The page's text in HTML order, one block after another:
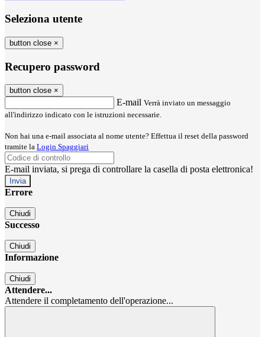
Seleziona utente
button close ×
Recupero password
button close ×
E-mail Verrà inviato un messaggio
all'indirizzo indicato con le istruzioni necessarie.
Non hai una e-mail associata al nome utente? Effettua il reset della password
tramite la Login Spaggiari
E-mail inviata, si prega di controllare la casella di posta elettronica!
Errore
Chiudi
Successo
Chiudi
Informazione
Chiudi
Attendere...
Attendere il completamento dell'operazione...